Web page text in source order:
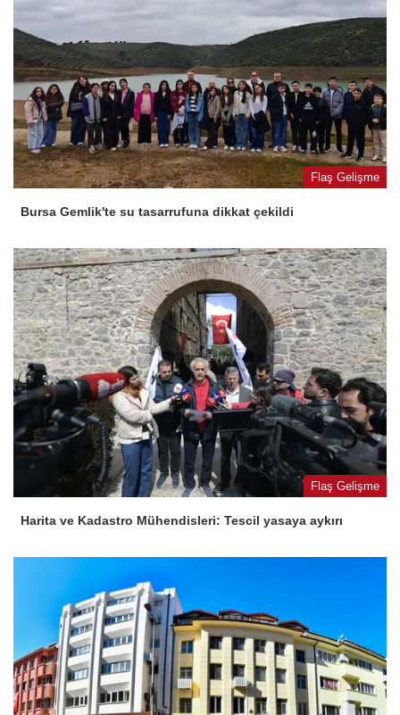
Flaş Gelişme
Bursa Gemlik'te su tasarrufuna dikkat çekildi
Flaş Gelişme
Harita ve Kadastro Mühendisleri: Tescil yasaya aykırı